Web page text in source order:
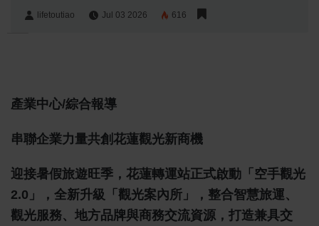
lifetoutiao Jul 03 2026 616
產業中心/綜合報導
串聯企業力量共創花蓮觀光新商機
迎接暑假旅遊旺季，花蓮轉運站正式啟動「空手觀光
2.0」，全新升級「觀光案內所」，整合智慧旅運、
觀光服務、地方品牌與商務交流資源，打造兼具交